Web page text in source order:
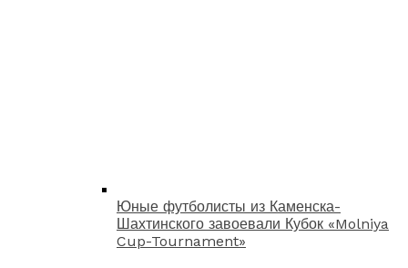
Юные футболисты из Каменска-
Шахтинского завоевали Кубок «Molniya
Cup-Tournament»